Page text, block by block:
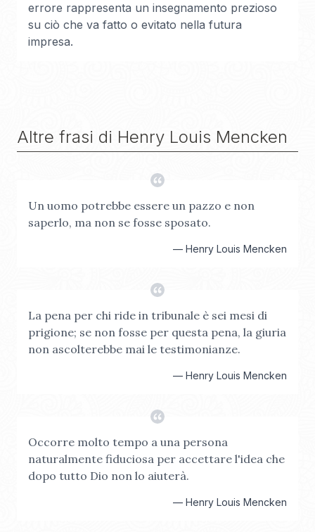
errore rappresenta un insegnamento prezioso
su ciò che va fatto o evitato nella futura
impresa.
Altre frasi di Henry Louis Mencken
Un uomo potrebbe essere un pazzo e non
saperlo, ma non se fosse sposato.
— Henry Louis Mencken
La pena per chi ride in tribunale è sei mesi di
prigione; se non fosse per questa pena, la giuria
non ascolterebbe mai le testimonianze.
— Henry Louis Mencken
Occorre molto tempo a una persona
naturalmente fiduciosa per accettare l'idea che
dopo tutto Dio non lo aiuterà.
— Henry Louis Mencken